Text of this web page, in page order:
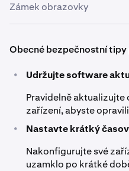
1 Přejděte doNastavení
Biometrika.
Nastavte
podle pokynů na
Zámek obrazovky
Zvolte bezpečnou
jako je PIN, heslo nebo
2
Vyhněte se používání
Obecné bezpečnostní tipy
•
Udržujte software
Pravidelně aktualizujte
zařízení, abyste
•
Nastavte krátký
Nakonfigurujte své
uzamklo po krátké